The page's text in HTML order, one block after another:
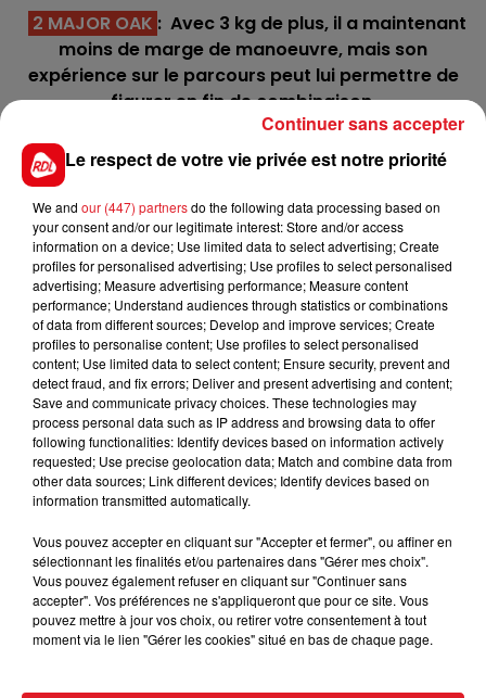
2 MAJOR OAK : Avec 3 kg de plus, il a maintenant
moins de marge de manoeuvre, mais son
expérience sur le parcours peut lui permettre de
figurer en fin de combinaison.
14 DROGO
: Il est dans une bonne dynamique à
l'heure actuelle, ce qui lui fait monter sa valeur. A
l'inverse son petit poids peut lui permettre de jouer
un rôle d'outsider.
******
En direct des pistes :
FILS D'ACTUS
Le respect de votre vie privée est notre priorité
We and our (447) partnersdo the following data processing based on
your consent and/or our legitimate interest: Store and/or access
information on a device; Use limited data to select advertising; Create
profiles for personalised advertising; Use profiles to select personalised
advertising; Measure advertising performance; Measure content
performance; Understand audiences through statistics or combinations
of data from different sources; Develop and improve services; Create
profiles to personalise content; Use profiles to select personalised
content; Use limited data to select content; Ensure security, prevent and
detect fraud, and fix errors; Deliver and present advertising and content;
Save and communicate privacy choices. These technologies may
process personal data such as IP address and browsing data to offer
following functionalities: Identify devices based on information actively
requested; Use precise geolocation data; Match and combine data from
other data sources; Link different devices; Identify devices based on
information transmitted automatically.
Vous pouvez accepter en cliquant sur "Accepter et fermer", ou affiner en
sélectionnant les finalités et/ou partenaires dans "Gérer mes choix".
Vous pouvez également refuser en cliquant sur "Continuer sans
accepter". Vos préférences ne s'appliqueront que pour ce site. Vous
pouvez mettre à jour vos choix, ou retirer votre consentement à tout
moment via le lien "Gérer les cookies" situé en bas de chaque page.
Continuer sans accepter